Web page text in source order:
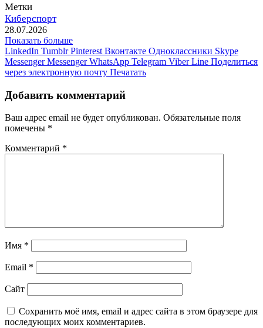
Метки
Киберспорт
28.07.2026
Показать больше
LinkedIn Tumblr Pinterest Вконтакте Одноклассники Skype
Messenger Messenger WhatsApp Telegram Viber Line Поделиться
через электронную почту Печатать
Добавить комментарий
Ваш адрес email не будет опубликован. Обязательные поля
помечены *
Комментарий *
Имя *
Email *
Сайт
Сохранить моё имя, email и адрес сайта в этом браузере для
последующих моих комментариев.